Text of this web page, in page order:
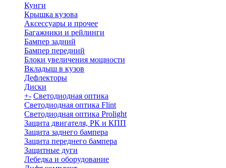
Кунги
Крышка кузова
Аксессуары и прочее
Багажники и рейлинги
Бампер задний
Бампер передний
Блоки увеличения мощности
Вкладыш в кузов
Дефлекторы
Диски
+- Светодиодная оптика
Светодиодная оптика Flint
Светодиодная оптика Prolight
Защита двигателя, РК и КПП
Защита заднего бампера
Защита переднего бампера
Защитные дуги
Лебедка и оборудование